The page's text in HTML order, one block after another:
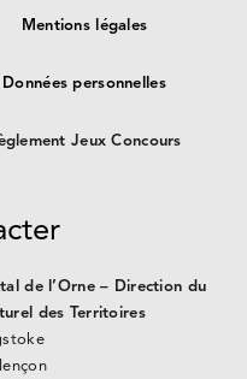
Mentions légales
Données personnelles
Jeux Concours
de l’Orne – Direction du
des Territoires